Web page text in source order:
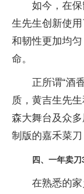
如今，在
生先生创新使
和韧性更加均
命。
正所谓“酒
质，黄吉生先
森大舞台及众
制版的嘉禾菜
四、一年卖刀
在熟悉的家